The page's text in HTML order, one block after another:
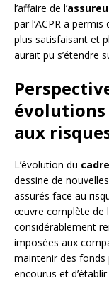
l’affaire de l’
par l’ACPR a
plus satisfaisant et
aurait pu s’étendre
aux
L’évolution du
dessine de
assurés face au
œuvre complète de
considérablement
imposées aux
maintenir des
encourus et